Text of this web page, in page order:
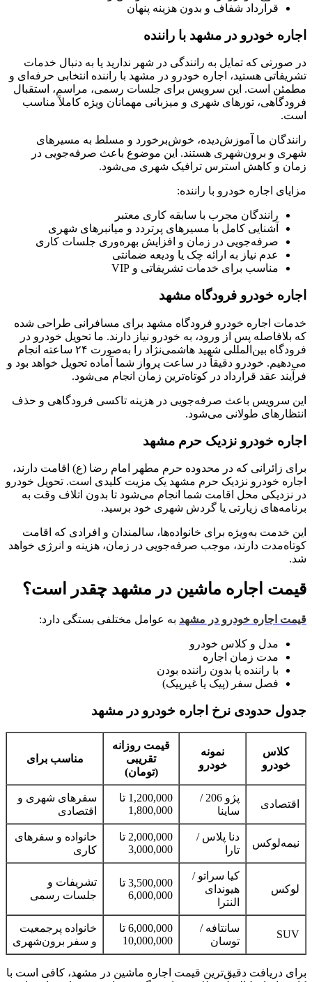
قرارداد شفاف و بدون هزینه پنهان
اجاره خودرو در مشهد با راننده
در صورتی که تمایل به رانندگی در شهر ندارید یا به دنبال خدمات
تشریفاتی هستید، اجاره خودرو در مشهد با راننده انتخابی حرفه‌ای و
مطمئن است. این سرویس برای جلسات رسمی، مراسم، استقبال
فرودگاهی، تورهای شهری و میزبانی مهمانان ویژه کاملاً مناسب
است.
رانندگان ما آموزش‌دیده، خوش‌برخورد و مسلط به مسیرهای
شهری و برون‌شهری هستند. این موضوع باعث صرفه‌جویی در
زمان و کاهش استرس ترافیک شهری می‌شود.
مزایای اجاره خودرو با راننده:
رانندگان مجرب با سابقه کاری معتبر
آشنایی کامل با مسیرهای پرتردد و میانبرهای شهری
صرفه‌جویی در زمان و افزایش بهره‌وری جلسات کاری
عدم نیاز به ارائه چک یا ودیعه ضمانتی
مناسب برای خدمات تشریفاتی و VIP
اجاره خودرو فرودگاه مشهد
خدمات اجاره خودرو فرودگاه مشهد برای مسافرانی طراحی شده
که بلافاصله پس از ورود، به خودرو نیاز دارند. ما تحویل خودرو در
فرودگاه بین‌المللی شهید هاشمی‌نژاد را به‌صورت ۲۴ ساعته انجام
می‌دهیم. خودرو دقیقاً در ساعت پرواز شما آماده تحویل خواهد بود و
فرآیند عقد قرارداد در کوتاه‌ترین زمان انجام می‌شود.
این سرویس باعث صرفه‌جویی در هزینه تاکسی فرودگاهی و حذف
انتظارهای طولانی می‌شود.
اجاره خودرو نزدیک حرم مشهد
برای زائرانی که در محدوده حرم مطهر امام رضا (ع) اقامت دارند،
اجاره خودرو نزدیک حرم مشهد یک مزیت کلیدی است. تحویل خودرو
در نزدیکی محل اقامت شما انجام می‌شود تا بدون اتلاف وقت به
برنامه‌های زیارتی یا گردش شهری خود برسید.
این خدمت به‌ویژه برای خانواده‌ها، سالمندان و افرادی که اقامت
کوتاه‌مدت دارند، موجب صرفه‌جویی در زمان، هزینه و انرژی خواهد
شد.
قیمت اجاره ماشین در مشهد چقدر است؟
قیمت اجاره خودرو در مشهد به عوامل مختلفی بستگی دارد:
مدل و کلاس خودرو
مدت زمان اجاره
با راننده یا بدون راننده بودن
فصل سفر (پیک یا غیرپیک)
جدول حدودی نرخ اجاره خودرو در مشهد
کلاس
خودرو
نمونه
خودرو
قیمت روزانه
تقریبی
(تومان)
مناسب برای
اقتصادی
پژو 206 /
ساینا
1,200,000 تا
1,800,000
سفرهای شهری و
اقتصادی
نیمه‌لوکس
دنا پلاس /
تارا
2,000,000 تا
3,000,000
خانواده و سفرهای
کاری
لوکس
کیا سراتو /
هیوندای
النترا
3,500,000 تا
6,000,000
تشریفات و
جلسات رسمی
SUV
سانتافه /
توسان
6,000,000 تا
10,000,000
خانواده پرجمعیت
و سفر برون‌شهری
برای دریافت دقیق‌ترین قیمت اجاره ماشین در مشهد، کافی است با